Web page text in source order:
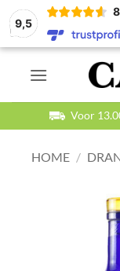
9,5
Ga
HOME /